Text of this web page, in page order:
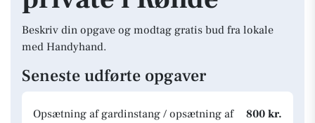
Beskriv din opgave og modtag gratis bud fra lokale
med Handyhand.
Seneste udførte opgaver
Opsætning af gardinstang / opsætning af
800 kr.